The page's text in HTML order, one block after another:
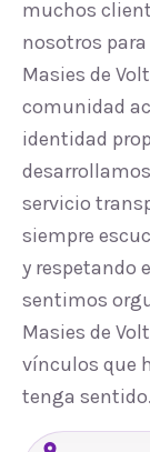
muchos
nosotros
Masies de
comunidad
identidad
servicio
siempre
y respetando
sentimos
Masies de
vínculos que
tenga sentido.